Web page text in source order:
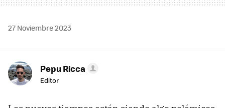
27 Noviembre 2023
Pepu Ricca
Editor